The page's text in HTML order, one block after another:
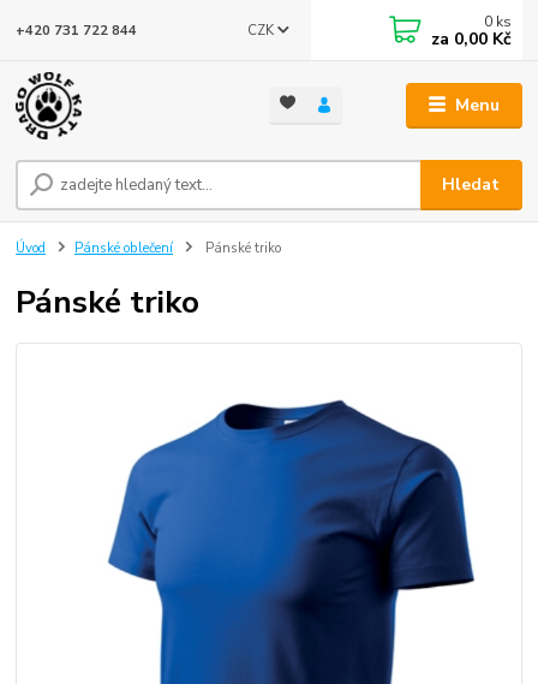
Menu
CZK
Hledat
+420 731 722 844 0 ks
za 0,00 Kč
Úvod Pánské oblečení Pánské triko
Pánské triko